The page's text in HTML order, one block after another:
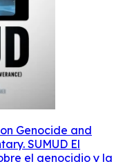
Genocide and
SUMUD El
el genocidio y la